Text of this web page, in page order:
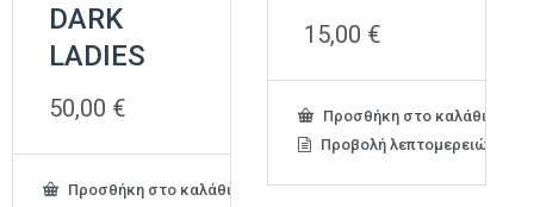
DARK
LADIES
50,00 €
Προσθήκη στο καλάθι
15,00 €
Προσθήκη στο καλάθι
Προβολή λεπτομερειών